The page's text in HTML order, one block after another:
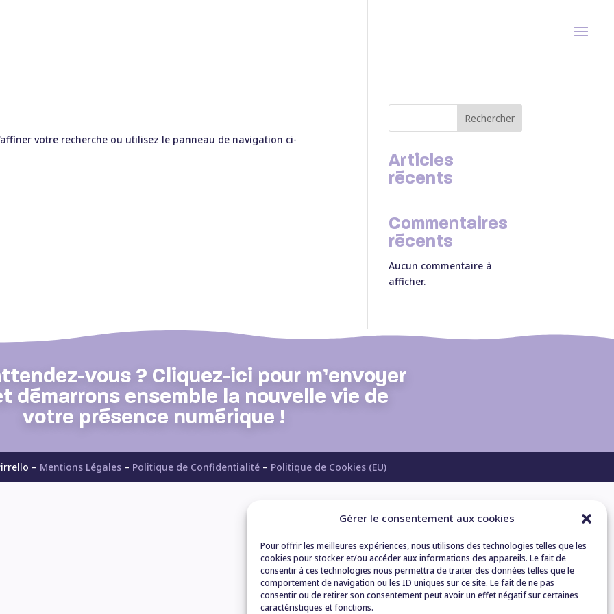
Gérer le consentement aux cookies
Pour offrir les meilleures expériences, nous utilisons des technologies telles que les
cookies pour stocker et/ou accéder aux informations des appareils. Le fait de
consentir à ces technologies nous permettra de traiter des données telles que le
comportement de navigation ou les ID uniques sur ce site. Le fait de ne pas
consentir ou de retirer son consentement peut avoir un effet négatif sur certaines
caractéristiques et fonctions.
votre recherche ou utilisez le panneau de navigation ci-
Rechercher
Articles
récents
Commentaires
récents
Aucun commentaire à
afficher.
vous ? Cliquez-ici pour m’envoyer
démarrons ensemble la nouvelle vie de
votre présence numérique !
– Mentions Légales – Politique de Confidentialité – Politique de Cookies (EU)